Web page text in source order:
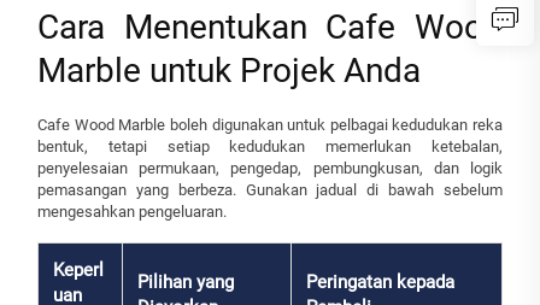
Cara Menentukan Cafe Wood
Marble untuk Projek Anda
Cafe Wood Marble boleh digunakan untuk pelbagai kedudukan reka
bentuk, tetapi setiap kedudukan memerlukan ketebalan,
penyelesaian permukaan, pengedap, pembungkusan, dan logik
pemasangan yang berbeza. Gunakan jadual di bawah sebelum
mengesahkan pengeluaran.
Keperl
uan
Pilihan yang
Peringatan kepada